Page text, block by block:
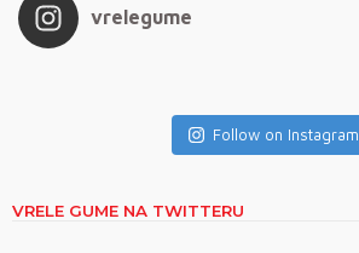
vrelegume
Follow on Instagram
VRELE GUME NA TWITTERU